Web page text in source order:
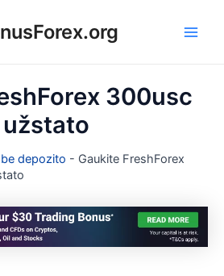
300usc
depozito - Gaukite FreshForex